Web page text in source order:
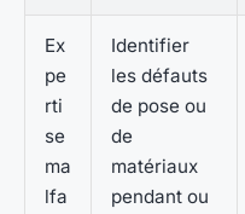
Ex
pe
rti
se
ma
lfa
Identifier
les défauts
de pose ou
de
matériaux
pendant ou